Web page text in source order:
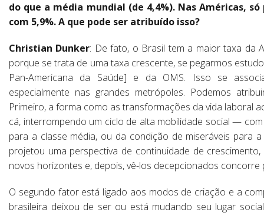
do que a média mundial (de 4,4%). Nas Américas,
com 5,9%. A que pode ser atribuído isso?
Christian Dunker: De fato, o Brasil tem a maior taxa da
porque se trata de uma taxa crescente, se pegarmos
Pan-Americana da Saúde] e da OMS. Isso se
especialmente nas grandes metrópoles. Podemos
Primeiro, a forma como as transformações da vida laboral
cá, interrompendo um ciclo de alta mobilidade social —
para a classe média, ou da condição de miseráveis para
projetou uma perspectiva de continuidade de
novos horizontes e, depois, vê-los decepcionados
O segundo fator está ligado aos modos de criação e a
brasileira deixou de ser ou está mudando seu lugar